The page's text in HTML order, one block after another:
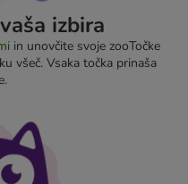
izbira
in unovčite svoje zooTočke
všeč. Vsaka točka prinaša